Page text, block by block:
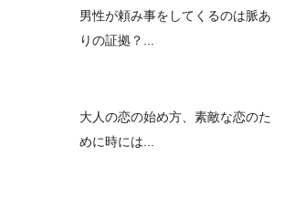
男性が頼み事をしてくるのは脈あ
りの証拠？...
大人の恋の始め方、素敵な恋のた
めに時には...